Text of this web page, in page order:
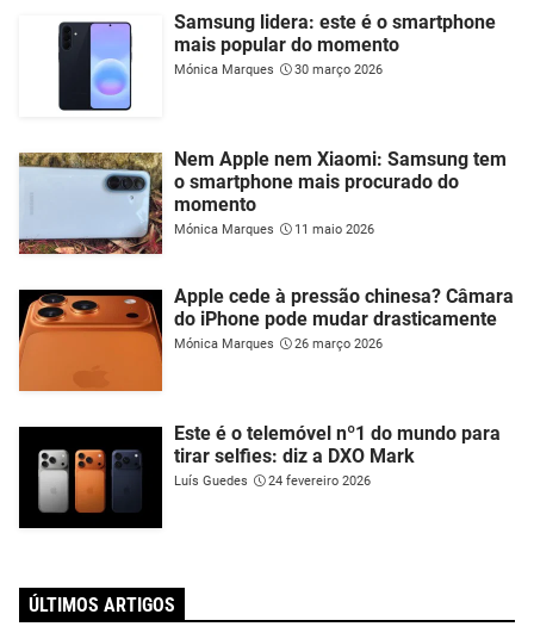
Samsung lidera: este é o smartphone
mais popular do momento
Mónica Marques 30 março 2026
Nem Apple nem Xiaomi: Samsung tem
o smartphone mais procurado do
momento
Mónica Marques 11 maio 2026
Apple cede à pressão chinesa? Câmara
do iPhone pode mudar drasticamente
Mónica Marques 26 março 2026
Este é o telemóvel nº1 do mundo para
tirar selfies: diz a DXO Mark
Luís Guedes 24 fevereiro 2026
ÚLTIMOS ARTIGOS